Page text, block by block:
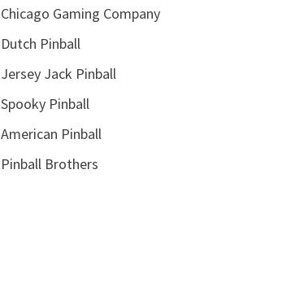
Chicago Gaming Company
Dutch Pinball
Jersey Jack Pinball
Spooky Pinball
American Pinball
Pinball Brothers